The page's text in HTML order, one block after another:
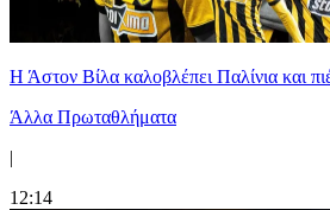
Η Άστον Βίλα καλοβλέπει Παλίνια και
Άλλα Πρωταθλήματα
|
12:14